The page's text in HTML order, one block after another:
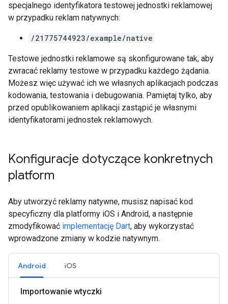
specjalnego identyfikatora testowej jednostki reklamowej
w przypadku reklam natywnych:
/21775744923/example/native
Testowe jednostki reklamowe są skonfigurowane tak, aby
zwracać reklamy testowe w przypadku każdego żądania.
Możesz więc używać ich we własnych aplikacjach podczas
kodowania, testowania i debugowania. Pamiętaj tylko, aby
przed opublikowaniem aplikacji zastąpić je własnymi
identyfikatorami jednostek reklamowych.
Konfiguracje dotyczące konkretnych
platform
Aby utworzyć reklamy natywne, musisz napisać kod
specyficzny dla platformy iOS i Android, a następnie
zmodyfikować implementację Dart, aby wykorzystać
wprowadzone zmiany w kodzie natywnym.
Android iOS
Importowanie wtyczki